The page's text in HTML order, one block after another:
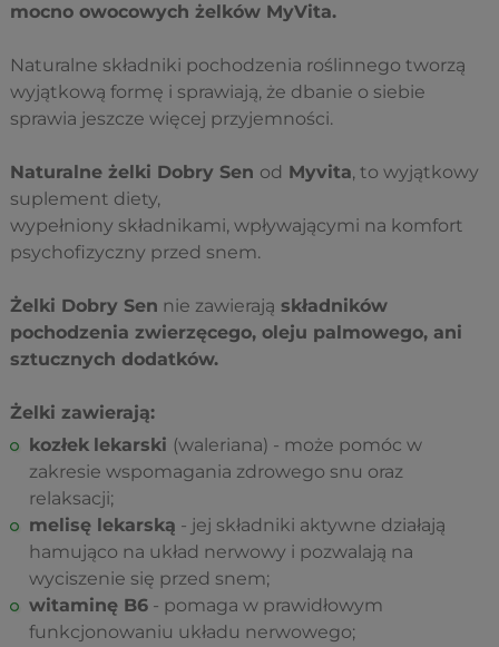
mocno owocowych żelków MyVita.
Naturalne składniki pochodzenia roślinnego tworzą
wyjątkową formę i sprawiają, że dbanie o siebie
sprawia jeszcze więcej przyjemności.
Naturalne żelki Dobry Sen od Myvita, to wyjątkowy
suplement diety,
wypełniony składnikami, wpływającymi na komfort
psychofizyczny przed snem.
Żelki Dobry Sen nie zawierają składników
pochodzenia zwierzęcego, oleju palmowego, ani
sztucznych dodatków.
Żelki zawierają:
kozłek lekarski (waleriana) - może pomóc w
zakresie wspomagania zdrowego snu oraz
relaksacji;
melisę lekarską - jej składniki aktywne działają
hamująco na układ nerwowy i pozwalają na
wyciszenie się przed snem;
witaminę B6 - pomaga w prawidłowym
funkcjonowaniu układu nerwowego;